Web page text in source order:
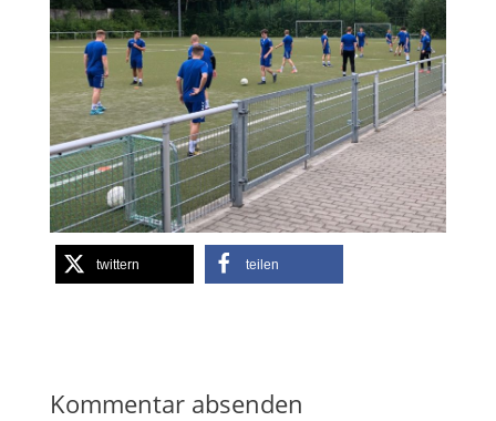
twittern teilen
Kommentar absenden